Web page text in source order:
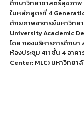
ศึกษาวิทยาศาสตร์สุขภาพ
ในหลักสูตรที่ 4
ศักยภาพอาจารย์มหาวิท
University Academic
โดย กองบริหารการศึกษ
ห้องประชุม 411 ชั้น 4 อา
Center: MLC) มหาวิทยา